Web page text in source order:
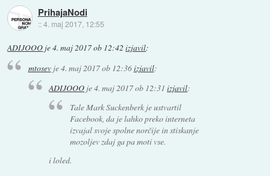
PrihajaNodi
::4. maj 2017, 12:55
ADIJOOO je4. maj 2017 ob 12:42 izjavil:
mtosevje4. maj 2017 ob 12:36izjavil:
ADIJOOO je4. maj 2017 ob 12:31 izjavil:
Tale Mark Suckenberk je ustvartil
Facebook, da je lahko preko interneta
izvajal svoje spolne norčije in stiskanje
mozoljev zdaj ga pa moti vse.
i loled.